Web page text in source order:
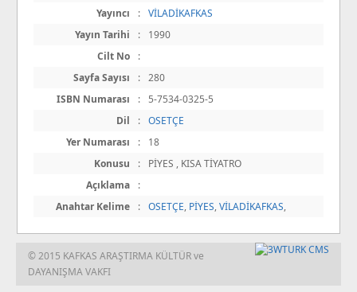
Yayıncı
: VİLADİKAFKAS
Yayın Tarihi
:
1990
Cilt No
:
Sayfa Sayısı
: 280
ISBN Numarası
:
5-7534-0325-5
Dil
: OSETÇE
Yer Numarası
:
18
Konusu
:
PİYES , KISA TİYATRO
Açıklama
:
Anahtar Kelime
: OSETÇE, PİYES,VİLADİKAFKAS,
© 2015 KAFKAS ARAŞTIRMA KÜLTÜR ve
DAYANIŞMA VAKFI